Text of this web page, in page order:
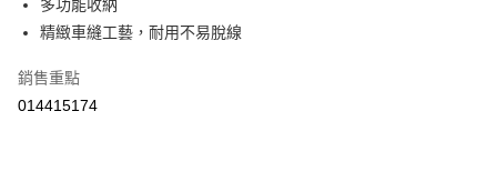
購買商品的店家。未經商家同意取消之訂單仍視為有效，需透過AFTEE先享
後付繳納相關費用。
是否繳費成功／繳費後需取消欲退款等相關疑問，請聯繫「AFTEE先享後付
多功能收納
精緻車縫工藝，耐用不易脫線
銷售重點
014415174